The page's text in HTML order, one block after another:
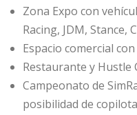
Zona Expo con
Racing, JDM, Stance,
Espacio comercial
Restaurante y Hustle
Campeonato de
posibilidad de